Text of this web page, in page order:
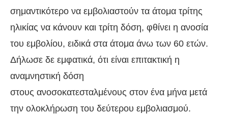
σημαντικότερο να εμβολιαστούν τα άτομα τρίτης
ηλικίας να κάνουν και τρίτη δόση, φθίνει η ανοσία
του εμβολίου, ειδικά στα άτομα άνω των 60 ετών.
Δήλωσε δε εμφατικά, ότι είναι επιτακτική η
αναμνηστική δόση
στους ανοσοκατεσταλμένους στον ένα μήνα μετά
την ολοκλήρωση του δεύτερου εμβολιασμού.